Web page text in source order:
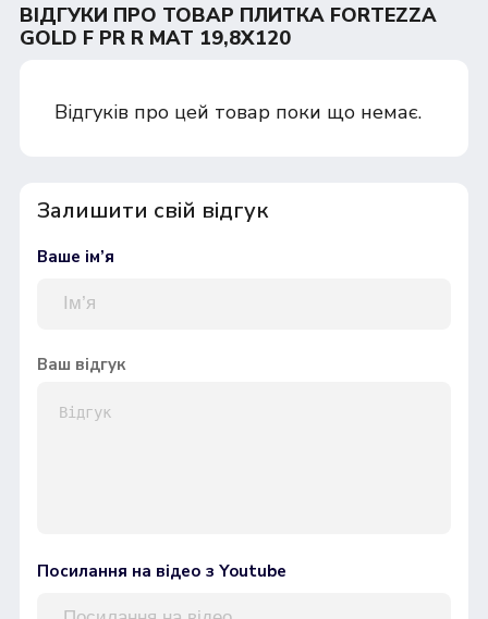
ВІДГУКИ ПРО ТОВАР ПЛИТКА FORTEZZA
GOLD F PR R MAT 19,8Х120
Відгуків про цей товар поки що немає.
Залишити свій відгук
Ваше ім’я
Ваш відгук
Посилання на відео з Youtube